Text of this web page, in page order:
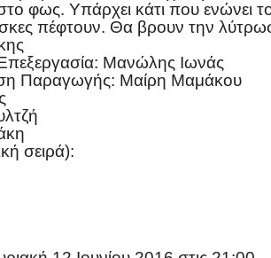
φως. Υπάρχει κάτι που ενώνει
πέφτουν. Θα βρουν την
Μανώλης Ιωνάς
Παραγωγής: Μαίρη Μαμάκου
σειρά):